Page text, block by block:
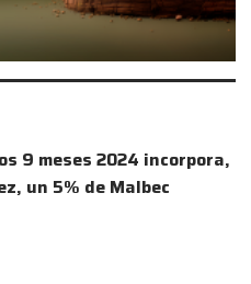
9 meses 2024 incorpora,
un 5% de Malbec